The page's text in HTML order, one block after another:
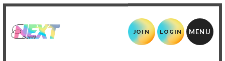
JOIN LOGIN